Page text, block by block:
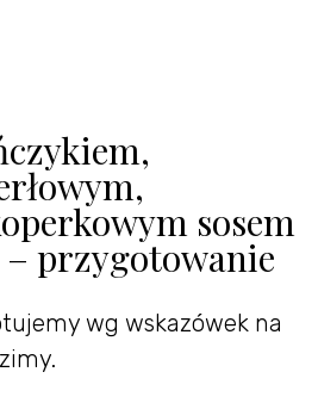
sosem
przygotowanie
wg wskazówek na